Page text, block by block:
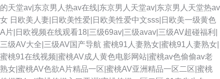
的天堂av|东京男人热av在线|东京男人天堂av|东京男人天堂热av
女 日欧美人妻|日欧美性爱|日欧美性爱中文sss|日欧美一级黄色
A片|日欧视频在线观看18|三级69av|三级avav|三级AV超碰福利|
三级AV大全|三级AV国产导航 蜜桃91人妻熟女|蜜桃91人妻熟女|
蜜桃91在线视频|蜜桃AV成人黄色电影网站|蜜桃av色偷偷av老
熟女|蜜桃AV色欲A片精品一区|蜜桃AV亚洲精品一区二区|蜜桃